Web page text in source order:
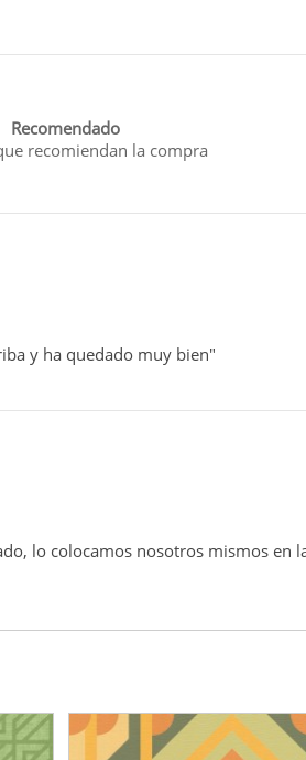
Recomendado
recomiendan la compra
y ha quedado muy bien"
lo colocamos nosotros mismos en